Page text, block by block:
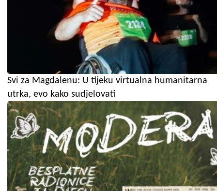
Svi za Magdalenu: U tijeku virtualna humanitarna
utrka, evo kako sudjelovati